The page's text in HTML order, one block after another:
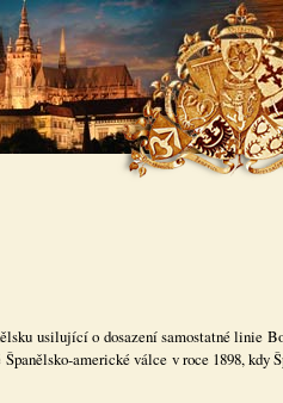
usilující o dosazení samostatné linie
americké válce v roce 1898, kdy